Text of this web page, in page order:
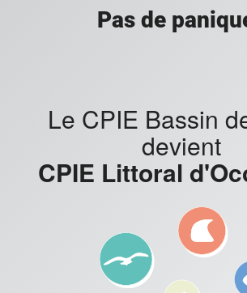
Pas de
Le CPIE Bassin
devient
CPIE Littoral